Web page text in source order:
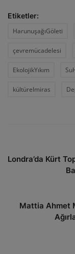
Etiketler:
HarunuşağıGöleti
çevremücadelesi
EkolojikYıkım
kültürelmiras
Londra’da Kürt
Mattia Ahmet